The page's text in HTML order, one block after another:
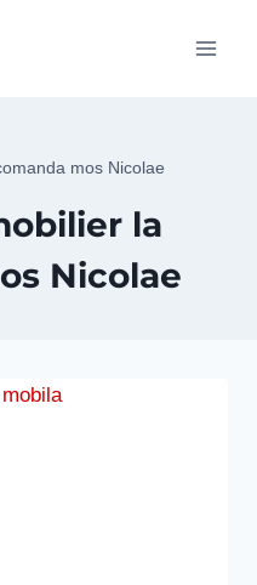
mos Nicolae
la
Nicolae